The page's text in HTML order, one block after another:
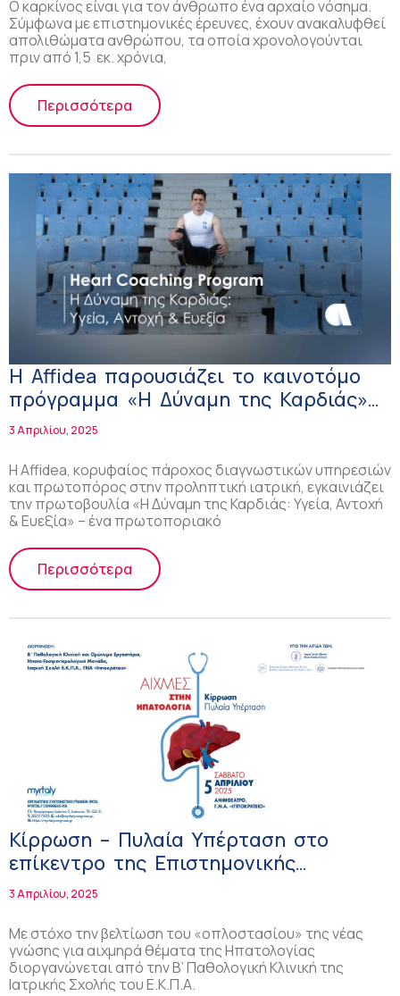
ηλεκτρονική μορφή!
Ο καρκίνος είναι για τον άνθρωπο ένα αρχαίο νόσημα.
Σύμφωνα με επιστημονικές έρευνες, έχουν ανακαλυφθεί
απολιθώματα ανθρώπου, τα οποία χρονολογούνται
πριν από 1,5 εκ. χρόνια,
Περισσότερα
Η Affidea παρουσιάζει το καινοτόμο
πρόγραμμα «Η Δύναμη της Καρδιάς»
με τον Παραολυμπιονίκη Στέλιο
Μαλακόπουλο
3 Απριλίου, 2025
Η Affidea, κορυφαίος πάροχος διαγνωστικών υπηρεσιών
και πρωτοπόρος στην προληπτική ιατρική, εγκαινιάζει
την πρωτοβουλία «Η Δύναμη της Καρδιάς: Υγεία, Αντοχή
& Ευεξία» – ένα πρωτοποριακό
Περισσότερα
Κίρρωση – Πυλαία Υπέρταση στο
επίκεντρο της Επιστημονικής
Ημερίδας «Αιχμές στην Ηπατολογία»
3 Απριλίου, 2025
Με στόχο την βελτίωση του «οπλοστασίου» της νέας
γνώσης για αιχμηρά θέματα της Ηπατολογίας
διοργανώνεται από την B’ Παθολογική Κλινική της
Ιατρικής Σχολής του Ε.Κ.Π.Α.